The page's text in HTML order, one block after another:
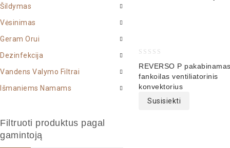
out
of
REVERSO P
fankoilas ventiliatorinis
konvektorius
Susisiekti
Šildymas
Vėsinimas
Geram Orui
Dezinfekcija
Vandens Valymo Filtrai
Išmaniems Namams
Filtruoti produktus pagal
gamintoją